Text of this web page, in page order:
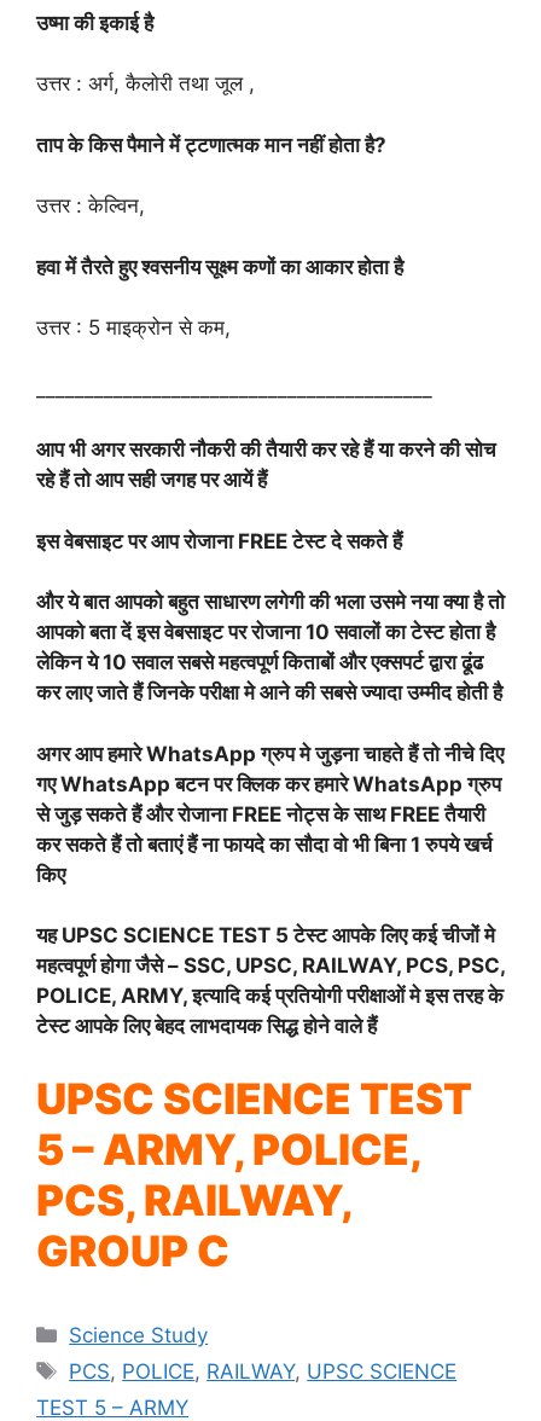
उष्मा की इकाई है
उत्तर : अर्ग, कैलोरी तथा जूल ,
ताप के किस पैमाने में ट्टणात्मक मान नहीं होता है?
उत्तर : केल्विन,
हवा में तैरते हुए श्वसनीय सूक्ष्म कणों का आकार होता है
उत्तर : 5 माइक्रोन से कम,
आप भी अगर सरकारी नौकरी की तैयारी कर रहे हैं या करने की सोच
रहे हैं तो आप सही जगह पर आयें हैं
इस वेबसाइट पर आप रोजाना FREE टेस्ट दे सकते हैं
और ये बात आपको बहुत साधारण लगेगी की भला उसमे नया क्या है तो
आपको बता दें इस वेबसाइट पर रोजाना 10 सवालों का टेस्ट होता है
लेकिन ये 10 सवाल सबसे महत्वपूर्ण किताबों और एक्सपर्ट द्वारा ढूंढ
कर लाए जाते हैं जिनके परीक्षा मे आने की सबसे ज्यादा उम्मीद होती है
अगर आप हमारे WhatsApp ग्रुप मे जुड़ना चाहते हैं तो नीचे दिए
गए WhatsApp बटन पर क्लिक कर हमारे WhatsApp ग्रुप
से जुड़ सकते हैं और रोजाना FREE नोट्स के साथ FREE तैयारी
कर सकते हैं तो बताएं हैं ना फायदे का सौदा वो भी बिना 1 रुपये खर्च
किए
यहUPSC SCIENCE TEST 5 टेस्ट आपके लिए कई चीजों मे
महत्वपूर्ण होगा जैसे – SSC, UPSC, RAILWAY, PCS, PSC,
POLICE, ARMY, इत्यादि कई प्रतियोगी परीक्षाओं मे इस तरह के
टेस्ट आपके लिए बेहद लाभदायक सिद्ध होने वाले हैं
UPSC SCIENCE TEST
5 – ARMY, POLICE,
PCS, RAILWAY,
GROUP C
Categories
Science Study
Tags
PCS, POLICE, RAILWAY, UPSC SCIENCE
TEST 5 – ARMY